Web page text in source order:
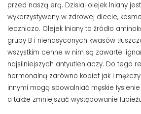
przed naszą erą. Dzisiaj olejek lniany
wykorzystywany w zdrowej diecie,
leczniczo. Olejek lniany to źródło
grupy B i nienasyconych kwasów
wszystkim cenne w nim są zawarte
najsilniejszych antyutleniaczy. Do tego
hormonalną zarówno kobiet jak i
innymi mogą spowalniać męskie
a także zmniejszać występowanie